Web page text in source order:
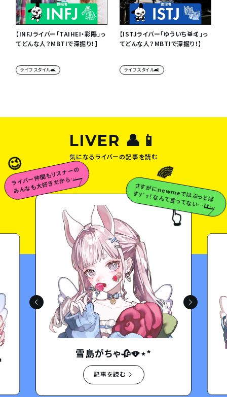
【INFJライバー「TAIHEI・彩陽」っ
てどんな人？MBTIで深掘り！】
ライフスタイル🛋
【ISTJライバー「ゆういち🥁🤙」っ
てどんな人？MBTIで深掘り！】
ライフスタイル🛋
LIVER 👤📱
気になるライバーの記事を読む
離さへんで♡
😉
ラ
イ
バ
ー
仲
間
も
リ
ス
ナ
ー
の
み
ん
な
も
大
好
き
だ
か
ら
な
っ
💗
🌈
👆
さすが
に
newm
eでは
ぶっとば
すｿﾞｯ！な
んて言
ってな
い…
は
ず…
雪島がちゃ🥀🪭⋆*
記事を読む
😉
白米の天